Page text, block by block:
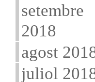
setembre
2018
agost
juliol